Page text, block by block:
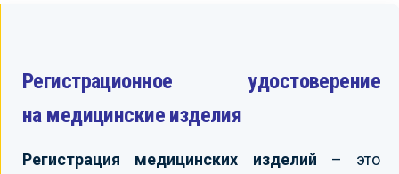
Регистрационное удостоверение
на медицинские изделия
Регистрация медицинских изделий – это